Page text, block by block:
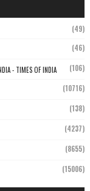
(49)
(46)
- TIMES OF INDIA (106)
(10716)
(138)
(4237)
(8655)
(15006)